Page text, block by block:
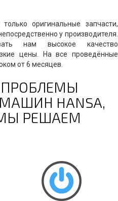
оригинальные запчасти,
у производителя.
нам высокое качество
цены. На все проведённые
от 6 месяцев.
HANSA,
РЕШАЕМ